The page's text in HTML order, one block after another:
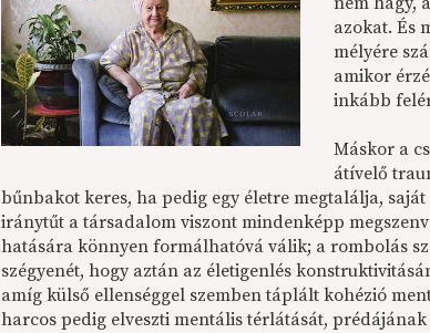
azokat. És
mélyére
amikor
inkább
Máskor a
átívelő
bűnbakot keres, ha pedig egy életre megtalálja,
iránytűt a társadalom viszont mindenképp
hatására könnyen formálhatóvá válik; a rombolás
szégyenét, hogy aztán az életigenlés
amíg külső ellenséggel szemben táplált kohézió
harcos pedig elveszti mentális térlátását,